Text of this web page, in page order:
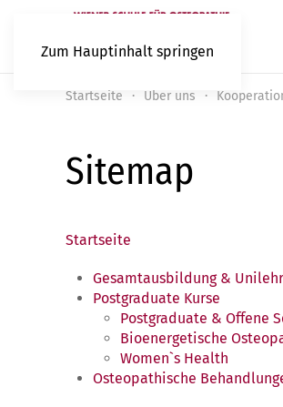
Zum Hauptinhalt springen
Startseite Über uns
Sitemap
Startseite
Gesamtausbildung &
Postgraduate Kurse
Postgraduate & Offene
Bioenergetische
Women`s Health
Osteopathische